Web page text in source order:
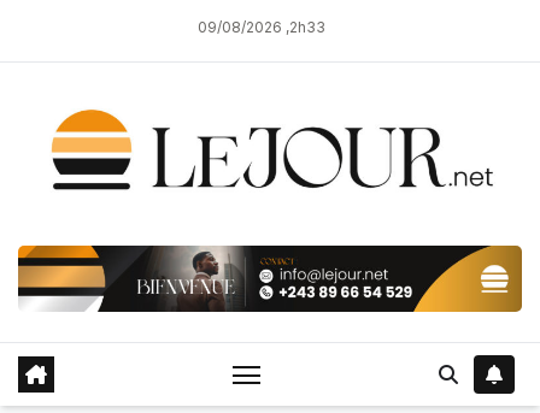
09/08/2026 ,2h33